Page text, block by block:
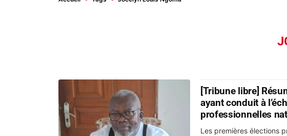
[Tribune libre]
ayant conduit à
professionnelles
Les premières élections